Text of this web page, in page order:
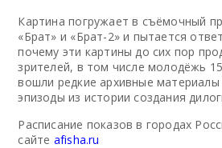
Картина погружает в съёмочный
«Брат» и «Брат-2» и пытается
почему эти картины до сих пор
зрителей, в том числе молодёжь
вошли редкие архивные
эпизоды из истории создания
Расписание показов в городах
сайте afisha.ru